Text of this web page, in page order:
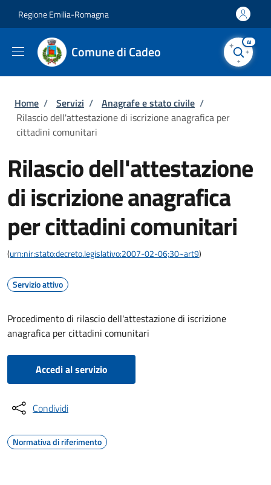
Regione Emilia-Romagna
Comune di Cadeo
AI
Briciole di pane
Home / Servizi / Anagrafe e stato civile /
Rilascio dell'attestazione di iscrizione anagrafica per
cittadini comunitari
Rilascio dell'attestazione
di iscrizione anagrafica
per cittadini comunitari
(urn:nir:stato:decreto.legislativo:2007-02-06;30~art9)
Servizio attivo
Procedimento di rilascio dell'attestazione di iscrizione
anagrafica per cittadini comunitari
Accedi al servizio
Condividi
Normativa di riferimento